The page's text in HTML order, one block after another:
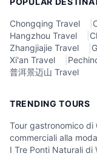
Chongqing Travel
Hangzhou Travel
Zhangjiajie Travel
Xi'an Travel
普洱景迈山 Travel
TRENDING TOURS
Tour gastronomico
commerciali alla moda
I Tre Ponti Naturali di